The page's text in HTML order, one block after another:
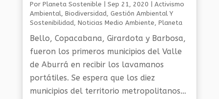
biodegradable
Por Planeta Sostenible Sep 21, 2020
Activismo
Ambiental, Biodiversidad, Gestión Ambiental Y
Sostenibilidad, Noticias Medio Ambiente, Planeta
Bello, Copacabana, Girardota y Barbosa,
fueron los primeros municipios del Valle
de Aburrá en recibir los lavamanos
portátiles. Se espera que los diez
municipios del territorio metropolitanos